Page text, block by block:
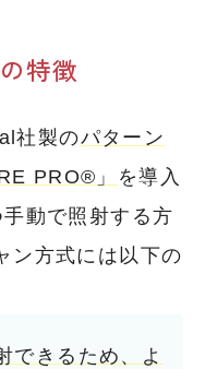
特徴
社製のパターン
PRO®」
を導入
動で照射する方
ン方式には以下の
できるため、よ